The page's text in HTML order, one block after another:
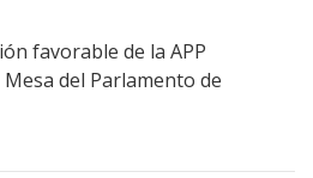
favorable de la APP
Mesa del Parlamento de